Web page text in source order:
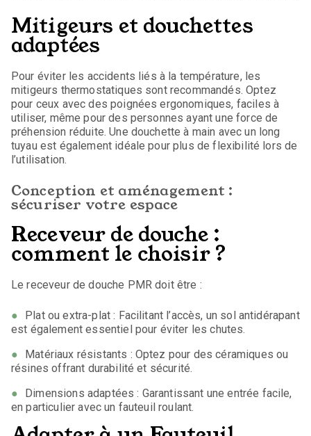
Mitigeurs et douchettes
adaptées
Pour éviter les accidents liés à la température, les
mitigeurs thermostatiques sont recommandés. Optez
pour ceux avec des poignées ergonomiques, faciles à
utiliser, même pour des personnes ayant une force de
préhension réduite. Une douchette à main avec un long
tuyau est également idéale pour plus de flexibilité lors de
l’utilisation.
Conception et aménagement :
sécuriser votre espace
Receveur de douche :
comment le choisir ?
Le receveur de douche PMR doit être :
Plat ou extra-plat : Facilitant l’accès, un sol antidérapant
est également essentiel pour éviter les chutes.
Matériaux résistants : Optez pour des céramiques ou
résines offrant durabilité et sécurité.
Dimensions adaptées : Garantissant une entrée facile,
en particulier avec un fauteuil roulant.